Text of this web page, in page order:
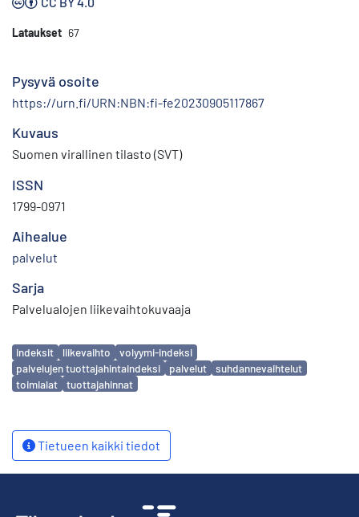
Lataukset 67
Pysyvä osoite
https://urn.fi/URN:NBN:fi-fe20230905117867
Kuvaus
Suomen virallinen tilasto (SVT)
ISSN
1799-0971
Aihealue
palvelut
Sarja
Palvelualojen liikevaihtokuvaaja
Avainsanat
indeksit liikevaihto
volyymi-indeksi
palvelujen tuottajahintaindeksi
palvelut
suhdannevaihtelut
toimialat
tuottajahinnat
Tietueen kaikki tiedot